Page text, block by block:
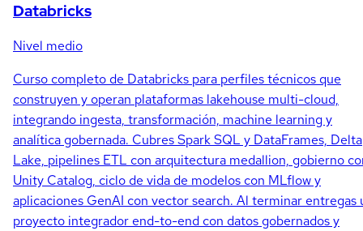
Databricks
Nivel medio
Curso completo de Databricks para perfiles técnicos que
construyen y operan plataformas lakehouse multi-cloud,
integrando ingesta, transformación, machine learning y
analítica gobernada. Cubres Spark SQL y DataFrames, Delta
Lake, pipelines ETL con arquitectura medallion, gobierno
Unity Catalog, ciclo de vida de modelos con MLflow y
aplicaciones GenAI con vector search. Al terminar entregas
proyecto integrador end-to-end con datos gobernados y